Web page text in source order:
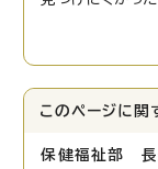
このページに関
保健福祉部 長